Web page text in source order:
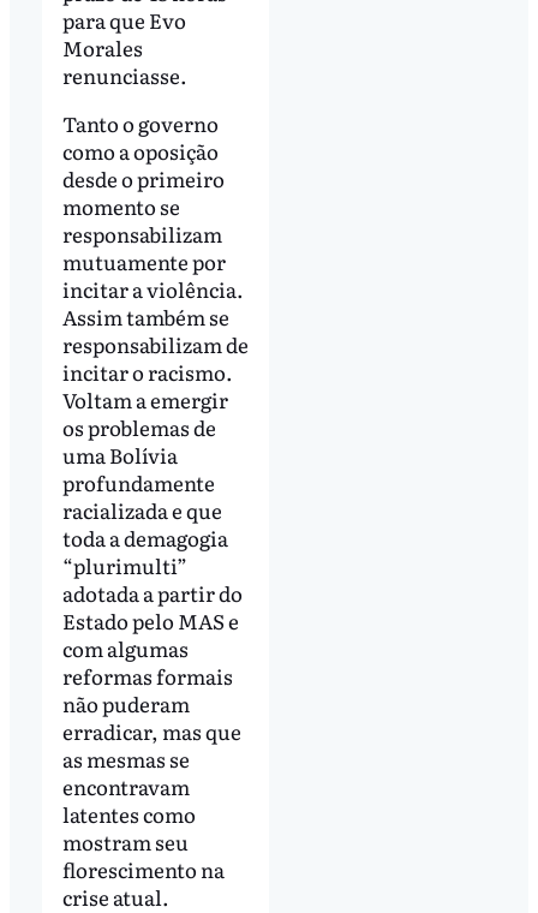
para que Evo
Morales
renunciasse.
Tanto o governo
como a oposição
desde o primeiro
momento se
responsabilizam
mutuamente por
incitar a violência.
Assim também se
responsabilizam de
incitar o racismo.
Voltam a emergir
os problemas de
uma Bolívia
profundamente
racializada e que
toda a demagogia
“plurimulti”
adotada a partir do
Estado pelo MAS e
com algumas
reformas formais
não puderam
erradicar, mas que
as mesmas se
encontravam
latentes como
mostram seu
florescimento na
crise atual.